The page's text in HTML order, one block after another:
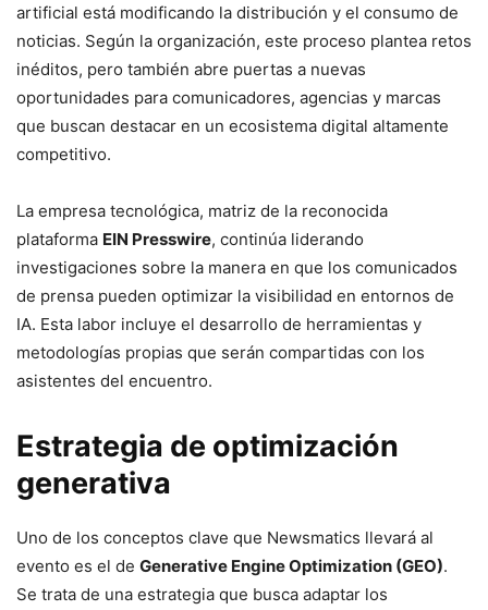
artificial está modificando la distribución y el consumo de
noticias. Según la organización, este proceso plantea retos
inéditos, pero también abre puertas a nuevas
oportunidades para comunicadores, agencias y marcas
que buscan destacar en un ecosistema digital altamente
competitivo.
La empresa tecnológica, matriz de la reconocida
plataforma EIN Presswire, continúa liderando
investigaciones sobre la manera en que los comunicados
de prensa pueden optimizar la visibilidad en entornos de
IA. Esta labor incluye el desarrollo de herramientas y
metodologías propias que serán compartidas con los
asistentes del encuentro.
Estrategia de optimización
generativa
Uno de los conceptos clave que Newsmatics llevará al
evento es el de Generative Engine Optimization (GEO).
Se trata de una estrategia que busca adaptar los